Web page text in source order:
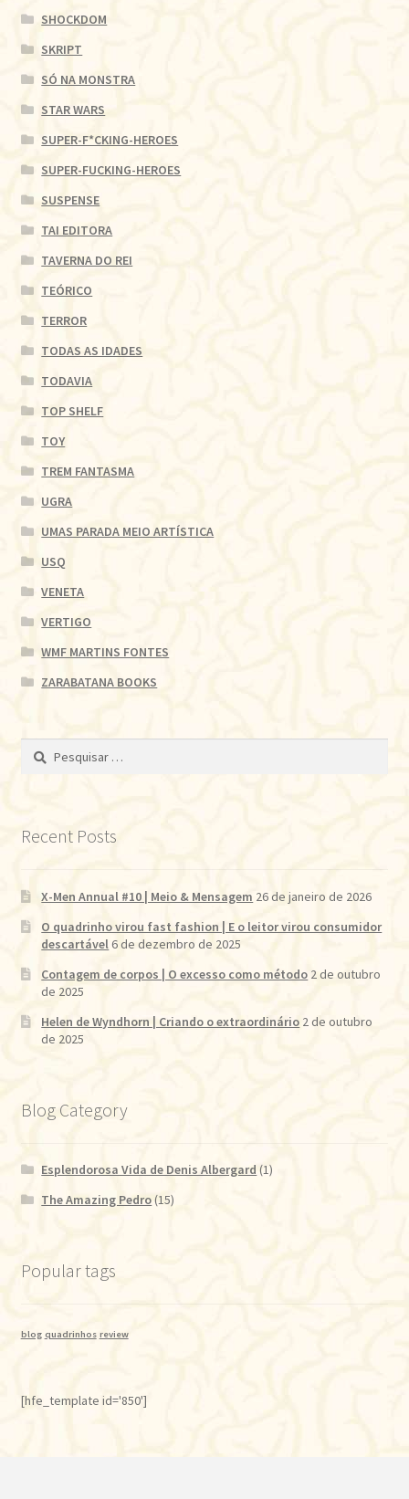
SHOCKDOM
SKRIPT
SÓ NA MONSTRA
STAR WARS
SUPER-F*CKING-HEROES
SUPER-FUCKING-HEROES
SUSPENSE
TAI EDITORA
TAVERNA DO REI
TEÓRICO
TERROR
TODAS AS IDADES
TODAVIA
TOP SHELF
TOY
TREM FANTASMA
UGRA
UMAS PARADA MEIO ARTÍSTICA
USQ
VENETA
VERTIGO
WMF MARTINS FONTES
ZARABATANA BOOKS
Pesquisar
Recent Posts
X-Men Annual #10 | Meio & Mensagem 26 de janeiro de 2026
O quadrinho virou fast fashion | E o leitor virou consumidor
descartável 6 de dezembro de 2025
Contagem de corpos | O excesso como método 2 de outubro
de 2025
Helen de Wyndhorn | Criando o extraordinário 2 de outubro
de 2025
Blog Category
Esplendorosa Vida de Denis Albergard (1)
The Amazing Pedro(15)
Popular tags
blog quadrinhos review
[hfe_template id='850']